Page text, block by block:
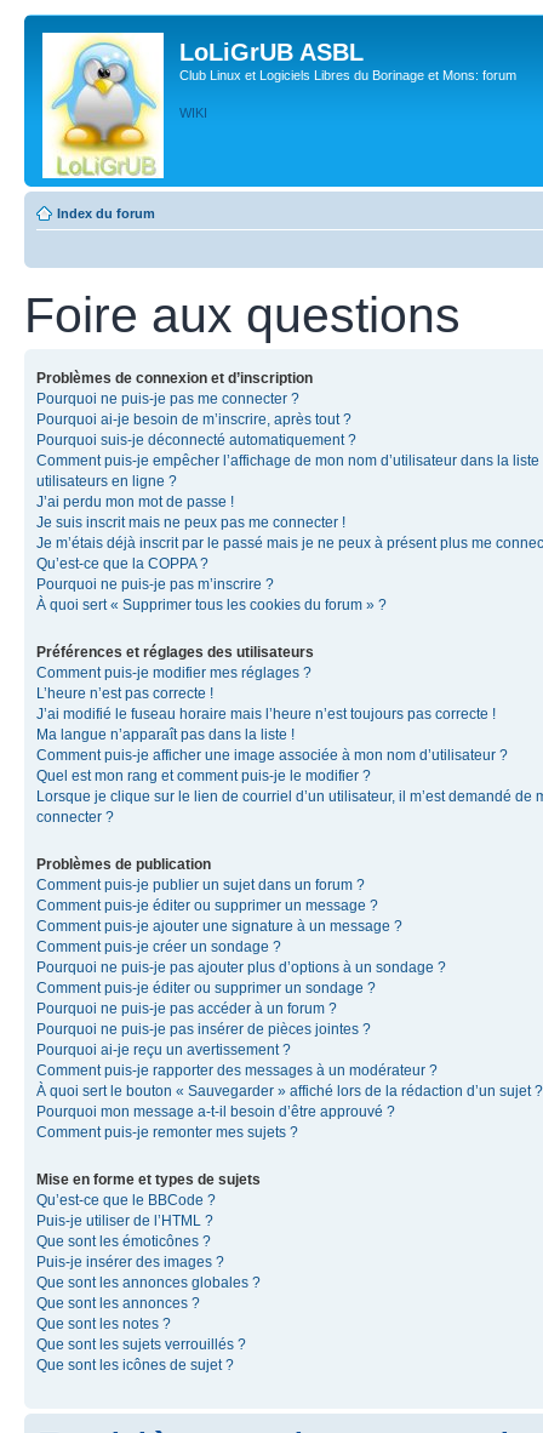
LoLiGrUB ASBL
Club Linux et Logiciels Libres du Borinage et Mons: forum
WIKI
Index du forum
Foire aux questions
Problèmes de connexion et d’inscription
Pourquoi ne puis-je pas me connecter ?
Pourquoi ai-je besoin de m’inscrire, après tout ?
Pourquoi suis-je déconnecté automatiquement ?
Comment puis-je empêcher l’affichage de mon nom d’utilisateur dans la liste
utilisateurs en ligne ?
J’ai perdu mon mot de passe !
Je suis inscrit mais ne peux pas me connecter !
Je m’étais déjà inscrit par le passé mais je ne peux à présent plus me
Qu’est-ce que la COPPA ?
Pourquoi ne puis-je pas m’inscrire ?
À quoi sert « Supprimer tous les cookies du forum » ?
Préférences et réglages des utilisateurs
Comment puis-je modifier mes réglages ?
L’heure n’est pas correcte !
J’ai modifié le fuseau horaire mais l’heure n’est toujours pas correcte !
Ma langue n’apparaît pas dans la liste !
Comment puis-je afficher une image associée à mon nom d’utilisateur ?
Quel est mon rang et comment puis-je le modifier ?
Lorsque je clique sur le lien de courriel d’un utilisateur, il m’est demandé de
connecter ?
Problèmes de publication
Comment puis-je publier un sujet dans un forum ?
Comment puis-je éditer ou supprimer un message ?
Comment puis-je ajouter une signature à un message ?
Comment puis-je créer un sondage ?
Pourquoi ne puis-je pas ajouter plus d’options à un sondage ?
Comment puis-je éditer ou supprimer un sondage ?
Pourquoi ne puis-je pas accéder à un forum ?
Pourquoi ne puis-je pas insérer de pièces jointes ?
Pourquoi ai-je reçu un avertissement ?
Comment puis-je rapporter des messages à un modérateur ?
À quoi sert le bouton « Sauvegarder » affiché lors de la rédaction d’un sujet ?
Pourquoi mon message a-t-il besoin d’être approuvé ?
Comment puis-je remonter mes sujets ?
Mise en forme et types de sujets
Qu’est-ce que le BBCode ?
Puis-je utiliser de l’HTML ?
Que sont les émoticônes ?
Puis-je insérer des images ?
Que sont les annonces globales ?
Que sont les annonces ?
Que sont les notes ?
Que sont les sujets verrouillés ?
Que sont les icônes de sujet ?